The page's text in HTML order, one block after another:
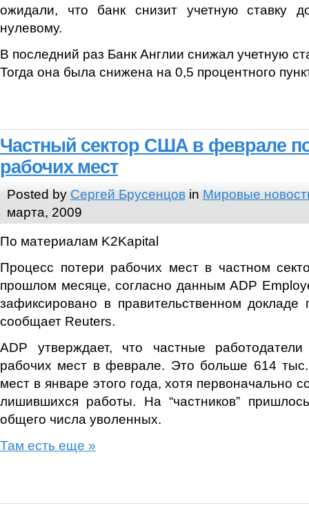
ожидали, что банк снизит учетную ставку
нулевому.
В последний раз Банк Англии снижал учетную
Тогда она была снижена на 0,5 процентного
Частный сектор США в феврале
рабочих мест
Posted by Сергей Брусенцовin Мировые
марта, 2009
По материалам K2Kapital
Процесс потери рабочих мест в частном
прошлом месяце, согласно данным ADP
зафиксировано в правительственном докладе
сообщает Reuters.
ADP утверждает, что частные
рабочих мест в феврале. Это больше 614
мест в январе этого года, хотя первоначально
лишившихся работы. На “частников”
общего числа уволенных.
Там есть еще »